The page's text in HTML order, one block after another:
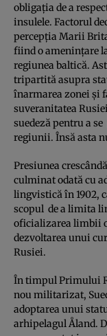
obligaţia de a
insulele. Factorul
percepţia Marii
fiind o ameninţare
regiunea baltică.
tripartită asupra
înarmarea zonei şi
suveranitatea
suedeză pentru a
regiunii. Însă asta
Presiunea
culminat odată cu
lingvistică în 1902,
scopul de a limita
oficializarea limbii
dezvoltarea unui
Rusiei.
În timpul Primului
nou militarizat,
adoptarea unui
arhipelagul Åland.